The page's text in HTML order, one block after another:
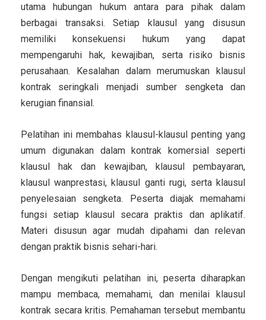
utama hubungan hukum antara para pihak dalam
berbagai transaksi. Setiap klausul yang disusun
memiliki konsekuensi hukum yang dapat
mempengaruhi hak, kewajiban, serta risiko bisnis
perusahaan. Kesalahan dalam merumuskan klausul
kontrak seringkali menjadi sumber sengketa dan
kerugian finansial.
Pelatihan ini membahas klausul-klausul penting yang
umum digunakan dalam kontrak komersial seperti
klausul hak dan kewajiban, klausul pembayaran,
klausul wanprestasi, klausul ganti rugi, serta klausul
penyelesaian sengketa. Peserta diajak memahami
fungsi setiap klausul secara praktis dan aplikatif.
Materi disusun agar mudah dipahami dan relevan
dengan praktik bisnis sehari-hari.
Dengan mengikuti pelatihan ini, peserta diharapkan
mampu membaca, memahami, dan menilai klausul
kontrak secara kritis. Pemahaman tersebut membantu